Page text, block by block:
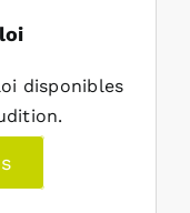
disponibles